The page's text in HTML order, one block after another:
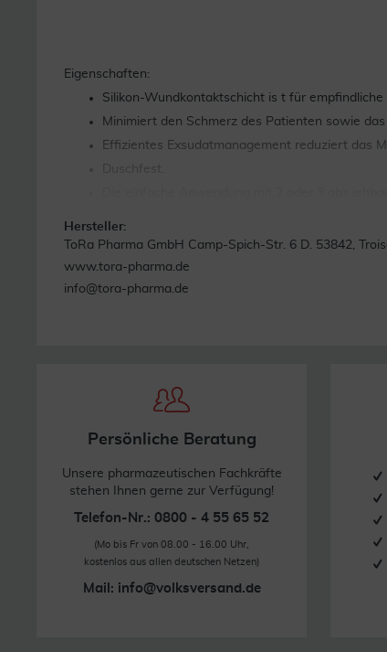
Eigenschaften:
Silikon-Wundkontaktschicht is t für empfindliche
Minimiert den Schmerz des Patienten sowie
Effizientes Exsudatmanagement reduziert das
Die einfache Anwendung mit 2 oder 3 abz
Hautschonend.
Hersteller:
ToRa Pharma GmbH Camp-Spich-Str. 6 D. 53842,
www.tora-pharma.de
info@tora-pharma.de
Persönliche Beratung
Unsere pharmazeutischen Fachkräfte
stehen Ihnen gerne zur Verfügung!
Telefon-Nr.: 0800 - 4 55 65 52
(Mo bis Fr von 08.00 - 16.00 Uhr,
kostenlos aus allen deutschen Netzen)
Mail: info@volksversand.de